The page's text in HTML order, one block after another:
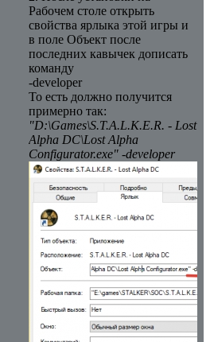
Рабочем столе открыть
свойства ярлыка этой игры и
в поле Объект после
последних кавычек дописать
команду
-developer
То есть должно получится
примерно так:
"D:\Games\S.T.A.L.K.E.R. - Lost
Alpha DC\Lost Alpha
Configurator.exe" -developer